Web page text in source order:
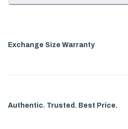
Exchange Size Warranty
Authentic. Trusted. Best Price.